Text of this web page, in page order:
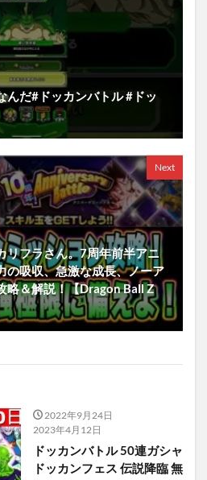
んだ#ドッカンバトル #ドッ
Next
リフラさん。7周年前半アニ
の吸収、急激な成長、ノーア
略＆解説！【Dragon Ball Z
2022年9月24日
2023年4月12日
ドッカンバトル 50連ガシャ
ドッカンフェス 伝説降臨 無